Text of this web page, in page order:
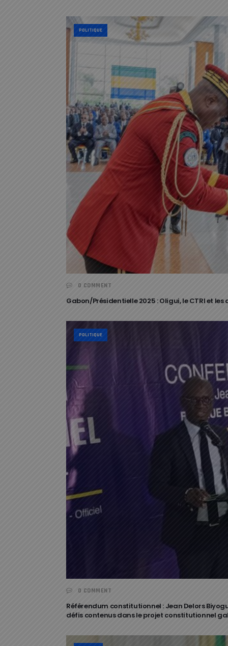
POLITIQUE
0 COMMENT
Gabon/Présidentielle 2025 : Oligui, le CTRI et les
POLITIQUE
0 COMMENT
Référendum constitutionnel : Jean Delors
défis contenus dans le projet constitutionnel